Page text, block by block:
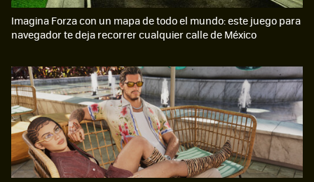
Imagina Forza con un mapa de todo el mundo: este juego para
navegador te deja recorrer cualquier calle de México